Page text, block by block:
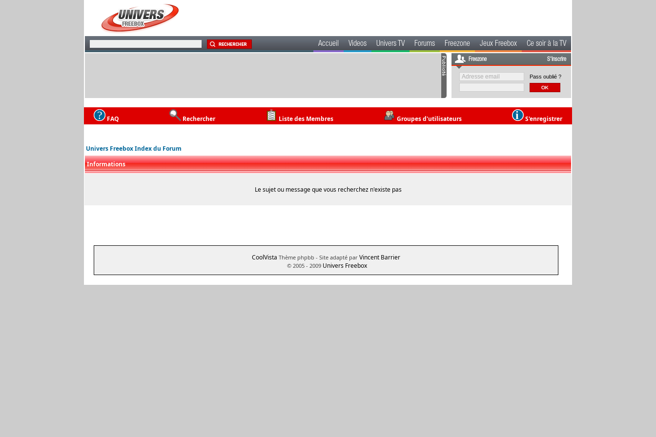
Accueil Videos Univers TV Forums Freezone Jeux Freebox Ce soir à la TV
Freezone S'inscrire
Pass oublié ?
FAQ Rechercher Liste des Membres Groupes d'utilisateurs S'enregistrer
Univers Freebox Index du Forum
Informations
Le sujet ou message que vous recherchez n'existe pas
CoolVista Thème phpbb - Site adapté par Vincent Barrier
© 2005 - 2009 Univers Freebox